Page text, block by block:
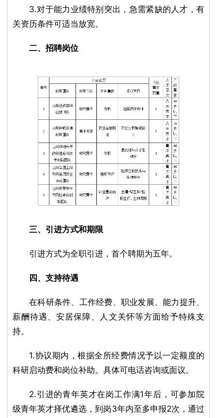
3.对于能力业绩特别突出，急需紧缺的人才，有
关资历条件可适当放宽。
二、招聘岗位
三、引进方式和期限
引进方式为全职引进，首个聘期为五年。
四、支持待遇
在科研条件、工作经费、职业发展、能力提升、
薪酬待遇、安居保障、人文关怀等方面给予特殊支
持。
1.协议期内，根据全所经费情况予以一定额度的
科研启动费和岗位补助。具体可电话咨询或面议。
2.引进的青年英才在岗工作满1年后，可参加院
级青年英才择优遴选，到岗3年内至多申报2次，通过